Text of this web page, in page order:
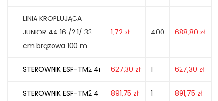
LINIA KROPLUJĄCA
JUNIOR 44 16 /2.1/ 33
cm brązowa 100 m
1,72 zł 400 688,80 zł
STEROWNIK ESP-TM2 4i 627,30 zł 1 627,30 zł
STEROWNIK ESP-TM2 4 891,75 zł 1 891,75 zł